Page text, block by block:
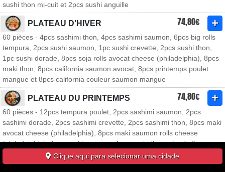
sushi thon mi-cuit et 2pcs sushi anguille
PLATEAU D'HIVER 74,80€
60 pièces - 4pcs sashimi thon, 4pcs sashimi saumon, 6pcs big rolls
tempura, 2pcs sushi saumon, 1pc sushi crevette, 2pcs sushi thon,
1pc sushi dorade, 8pcs soja rolls avocat cheese (philadelphia), 8pcs
maki thon, 8pcs california saumon avocat, 8pcs printemps poulet
mangue et 8pcs california couleur saumon mangue
PLATEAU DU PRINTEMPS 74,80€
60 pièces - 12pcs tempura poulet, 2pcs sashimi saumon, 2pcs
sashimi dorade, 2pcs sashimi crevette, 2pcs sashimi thon, 8pcs maki
avocat cheese (philadelphia), 8pcs maki saumon rolls cheese
(philadelphia), 4pcs sushi saumon, 4pcs sushi thon mi cuit, 8pcs
primtemps rolls tepura avocat et 8pcs yaki poulet thon mangue
Clique aqui para selecionar uma cidade